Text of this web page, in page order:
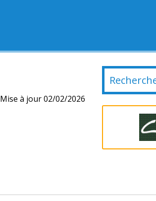
DERNIERS
Mise à jour 02/02/2026